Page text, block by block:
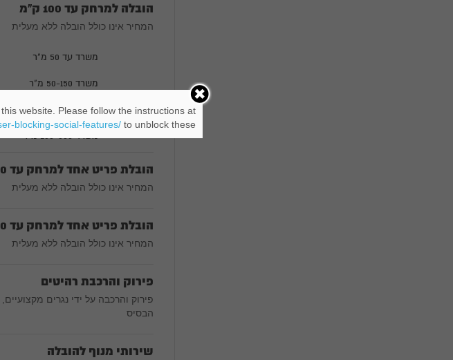
הובלה למרחק עד 100 ק"מ
המחיר אינו כולל הובלה ללא מעלית
משרד עד 50 מ"ר
משרד 50-150 מ"ר
משרד 150-250 מ"ר
משרד 250-500 מ"ר
הובלת פריט אחד למרחק עד 30 ק"מ
המחיר אינו כולל הובלה ללא מעלית
הובלת פריט אחד למרחק עד 100 ק"מ
המחיר אינו כולל הובלה ללא מעלית
פירוק והרכבת רהיטים
פירוק והרכבה על ידי נגרים
הבסיס
שירותי מנוף להובלה
website. Please follow the instructions at
blocking-social-features/to unblock these.